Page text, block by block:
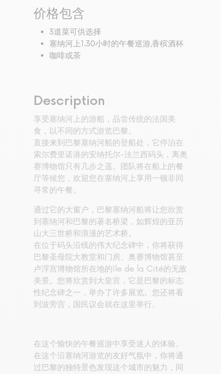
价格包含
3道菜可供选择
塞纳河上1.30小时的午餐巡游,香槟酒杯
咖啡或茶
Description
享受塞纳河上的游船，品尝传统的法国美
食，以不同的方式游览巴黎。
直接来到巴黎塞纳河船的登船处，它停泊在
索尔费里诺港的安纳托尔-法兰西码头，离奥
赛博物馆只有几步之遥。团队将在船上的餐
厅等候您，欢迎您在塞纳河上享用一顿非同
寻常的午餐。
通过它的大窗户，巴黎塞纳河船将让您欣赏
到塞纳河和巴黎的著名桥梁，如辉煌的亚历
山大三世桥和浪漫的艺术桥。
在位于码头沿线的伟大纪念碑中，你将获得
巴黎圣母院大教堂和门房、奥赛博物馆甚至
卢浮宫博物馆所在地的île de la Cité的无敌
美景。您将欣赏到大皇宫，它是巴黎的标志
性纪念碑之一，举办了许多展览。您还将看
到波旁宫，国民议会就在这里举行。
在这个愉快的午餐巡游中享受迷人的体验。
在这个沿塞纳河游览的友好气氛中，你将通
过巴黎的独特景色发现这个城市的魅力，同